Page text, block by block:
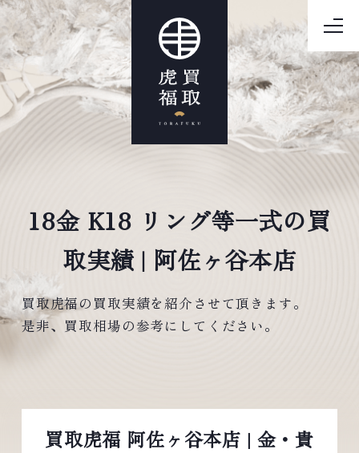
18金 K18 リング等一式の買
取実績 | 阿佐ヶ谷本店
買取虎福の買取実績を紹介させて頂きます。
是非、買取相場の参考にしてください。
買取虎福 阿佐ヶ谷本店 | 金・貴